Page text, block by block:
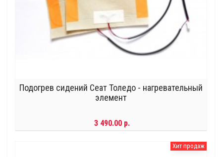
Подогрев сидений Сеат Толедо - нагревательный
элемент
3 490.00 р.
Хит продаж